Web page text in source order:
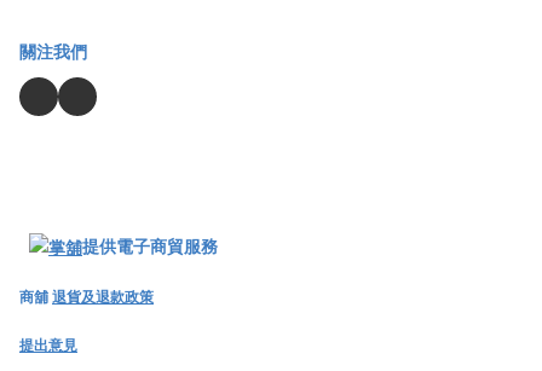
關注我們
提供電子商貿服務
商舖退貨及退款政策
提出意見